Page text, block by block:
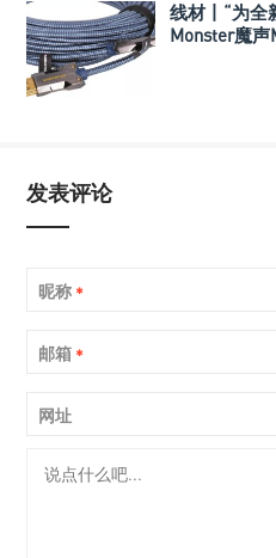
线材丨“为全
Monster魔声
发表评论
昵称 *
邮箱 *
网址